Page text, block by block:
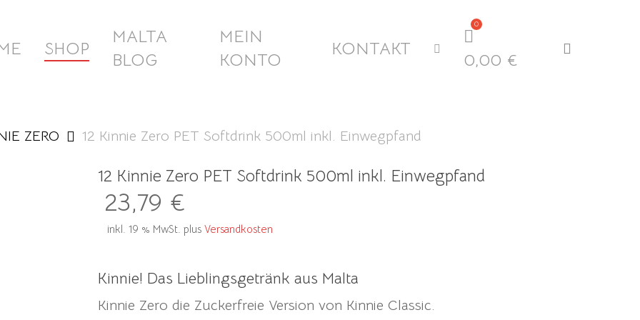
SHOP
MALTA
BLOG
MEIN
KONTO
KONTAKT
0,00 €
ZERO 12 Kinnie Zero PET Softdrink 500ml inkl. Einwegpfand
12 Kinnie Zero PET Softdrink 500ml inkl. Einwegpfand
23,79 €
inkl. 19 % MwSt. plus Versandkosten
Kinnie! Das Lieblingsgetränk aus Malta
Kinnie Zero die Zuckerfreie Version von Kinnie Classic.